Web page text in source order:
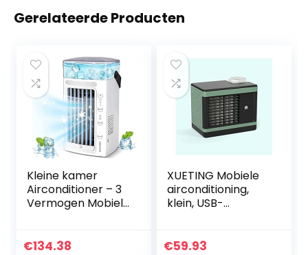
Gerelateerde Producten
Kleine kamer
Airconditioner – 3
Vermogen Mobiele
Energieverbruik
€134.38
XUETING Mobiele
airconditioning,
klein, USB-
duurzaam, stil,
€59.93